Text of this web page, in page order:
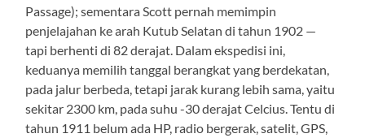
Passage); sementara Scott pernah memimpin
penjelajahan ke arah Kutub Selatan di tahun 1902 —
tapi berhenti di 82 derajat. Dalam ekspedisi ini,
keduanya memilih tanggal berangkat yang berdekatan,
pada jalur berbeda, tetapi jarak kurang lebih sama, yaitu
sekitar 2300 km, pada suhu -30 derajat Celcius. Tentu di
tahun 1911 belum ada HP, radio bergerak, satelit, GPS,